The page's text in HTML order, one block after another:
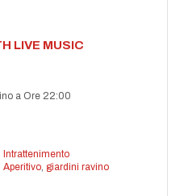
LIVE MUSIC
a Ore 22:00
Intrattenimento
Aperitivo, giardini ravino